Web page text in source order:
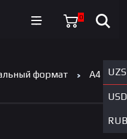
0
UZS
USD
RUB
формат A4